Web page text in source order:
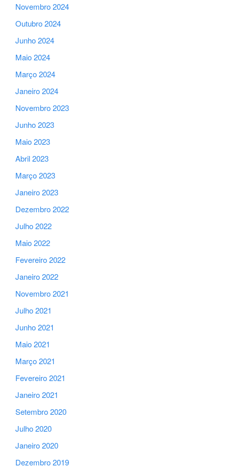
Novembro 2024
Outubro 2024
Junho 2024
Maio 2024
Março 2024
Janeiro 2024
Novembro 2023
Junho 2023
Maio 2023
Abril 2023
Março 2023
Janeiro 2023
Dezembro 2022
Julho 2022
Maio 2022
Fevereiro 2022
Janeiro 2022
Novembro 2021
Julho 2021
Junho 2021
Maio 2021
Março 2021
Fevereiro 2021
Janeiro 2021
Setembro 2020
Julho 2020
Janeiro 2020
Dezembro 2019